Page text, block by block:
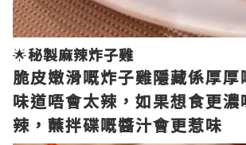
🌟秘製麻辣炸子雞
脆皮嫩滑嘅炸子雞隱藏係厚
味道唔會太辣，如果想食更濃
辣，蘸拌碟嘅醬汁會更惹味